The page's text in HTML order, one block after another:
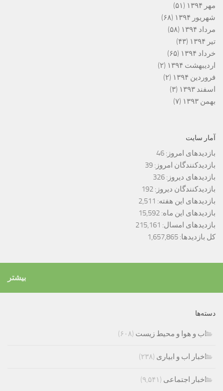
مهر ۱۳۹۴
(۵۱)
شهریور ۱۳۹۴
(۶۸)
مرداد ۱۳۹۴
(۵۸)
تیر ۱۳۹۴
(۴۳)
خرداد ۱۳۹۴
(۶۵)
اردیبهشت ۱۳۹۴
(۲)
فروردین ۱۳۹۴
(۲)
اسفند ۱۳۹۳
(۳)
بهمن ۱۳۹۳
(۷)
آمار سایت
بازدیدهای امروز: 46
بازدیدکنندگان امروز: 39
بازدیدهای دیروز: 326
بازدیدکنندگان دیروز: 192
بازدیدهای این هفته: 2,511
بازدیدهای این ماه: 15,592
بازدیدهای امسال: 215,161
کل بازدیدها: 1,657,865
بیشتر
دسته‌ها
اب و هوا و محیط زیست (۶۰۸)
اخبار اب و ابیاری (۲۳۸)
اخبار اجتماعی (۹,۵۴۱)